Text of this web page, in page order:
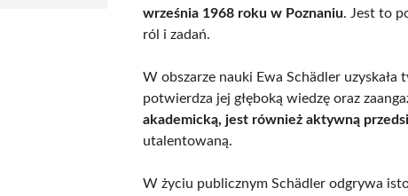
września 1968 roku w Poznaniu. Jest to
ról i zadań.
W obszarze nauki Ewa Schädler
potwierdza jej głęboką wiedzę oraz
akademicką, jest również aktywną
utalentowaną.
W życiu publicznym Schädler odgrywa